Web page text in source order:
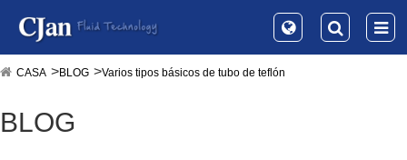
CASA BLOG Varios tipos básicos de tubo de teflón
BLOG